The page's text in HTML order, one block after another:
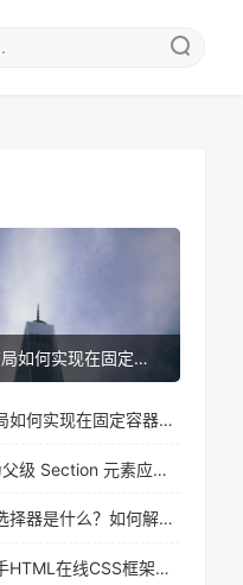
动态网格布局如何实现在固定容器中让单元格自适应调整
动态网格布局如何实现在固定容器中让单元格自适应调整
使用 CSS 为父级 Section 元素应用奇偶逻辑
CSS子元素选择器是什么？如何解决特定元素样式覆盖问题
如何快速上手HTML在线CSS框架和前端UI库？